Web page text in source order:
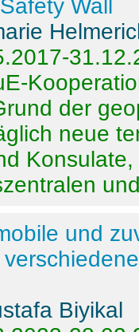
Wall
der
neue
und
Biyikal